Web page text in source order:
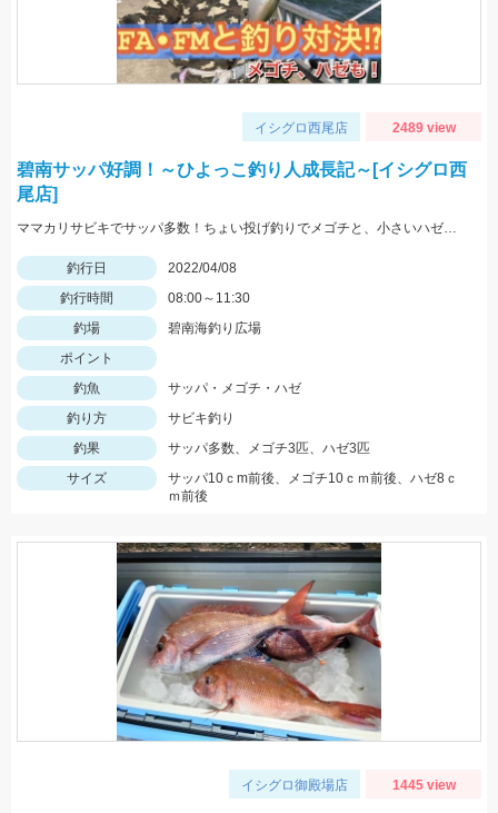
イシグロ西尾店 2489 view
碧南サッパ好調！～ひよっこ釣り人成長記～[イシグロ西
尾店]
ママカリサビキでサッパ多数！ちょい投げ釣りでメゴチと、小さいハゼも釣れました！針は小さめがオススメ！
釣行日
2022/04/08
釣行時間
08:00～11:30
釣場
碧南海釣り広場
ポイント
釣魚
サッパ・メゴチ・ハゼ
釣り方
サビキ釣り
釣果
サッパ多数、メゴチ3匹、ハゼ3匹
サイズ
サッパ10ｃm前後、メゴチ10ｃｍ前後、ハゼ8ｃ
ｍ前後
イシグロ御殿場店 1445 view